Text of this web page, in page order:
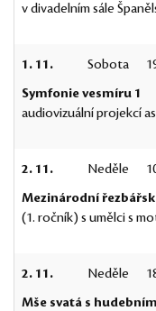
v divadelním sále
1. 11. Sobota
Symfonie vesmíru 1
audiovizuální projekcí
2. 11. Neděle
Mezinárodní
(1. ročník) s umělci s
2. 11. Neděle
Mše svatá s